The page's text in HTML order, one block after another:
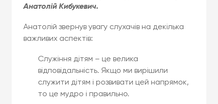
Анатолій Кибукевич.
Анатолій звернув увагу слухачів на декілька
важливих аспектів:
Служіння дітям – це велика
відповідальність. Якщо ми вирішили
служити дітям і розвивати цей напрямок,
то це мудро і правильно.